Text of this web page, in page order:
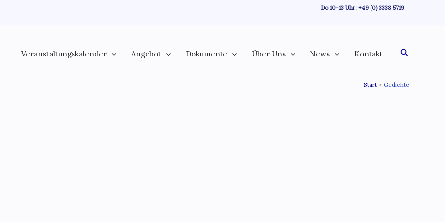
Do 10-13 Uhr: +49 (0) 3338 5719
Veranstaltungskalender Angebot Dokumente Über Uns News Kontakt Suchen
Start Gedichte